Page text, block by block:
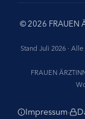
© 2026 FRAUEN
Stand Juli 2026 ·
FRAUEN
Impressum·